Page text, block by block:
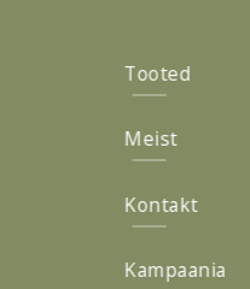
Tooted
Meist
Kontakt
Kampaania